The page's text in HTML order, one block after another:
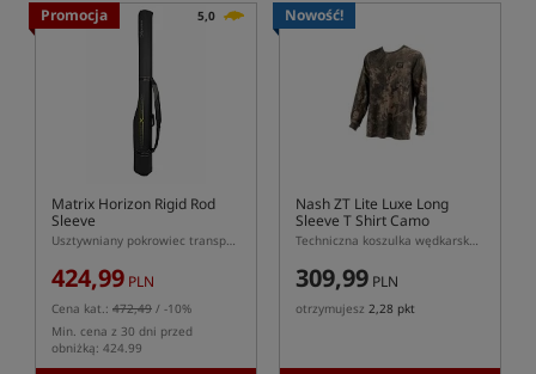
Promocja 5,0
Matrix Horizon Rigid Rod
Sleeve
Usztywniany pokrowiec transportowy na 2 wędki
424,99 PLN
Cena kat.: 472,49 / -10%
Min. cena z 30 dni przed
obniżką: 424.99
Nowość!
Nash ZT Lite Luxe Long
Sleeve T Shirt Camo
Techniczna koszulka wędkarska z długim rękawem Nash ZT Lite Luxe Camo
309,99 PLN
otrzymujesz 2,28 pkt